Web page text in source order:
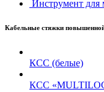
Инструмент для
Кабельные стяжки
КСС (белые)
КСС